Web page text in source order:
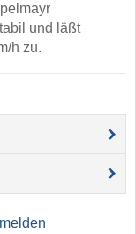
und läßt
h zu.